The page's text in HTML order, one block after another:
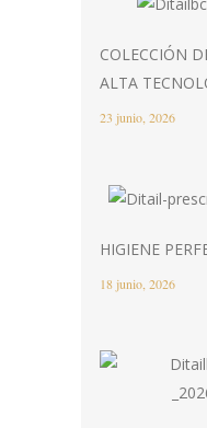
COLECCIÓN
ALTA
23 junio, 2026
HIGIENE
18 junio, 2026